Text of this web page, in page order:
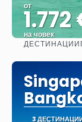
от
1.772
на човек
ДЕСТИНАЦИИ
3